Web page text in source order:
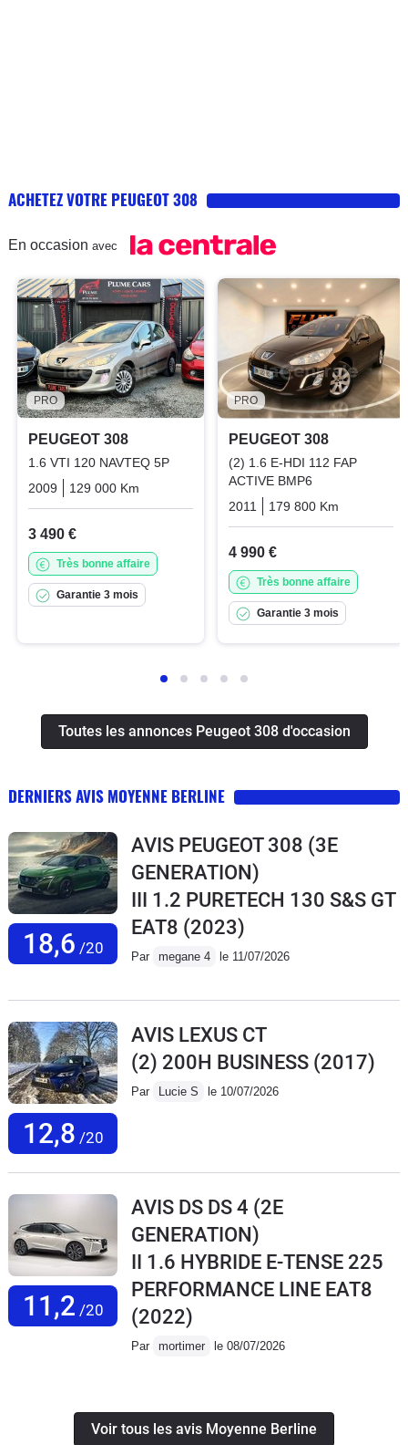
ACHETEZ VOTRE PEUGEOT 308
En occasion avec
PRO
PEUGEOT 308
1.6 VTI 120 NAVTEQ 5P
2009
129 000 Km Essence
3 490 €
Très bonne affaire
Garantie 3 mois
PRO
PEUGEOT 308
(2) 1.6 E-HDI 112 FAP
ACTIVE BMP6
2011
179 800 Km
4 990 €
Très bonne affaire
Garantie 3 mois
Toutes les annonces Peugeot 308 d'occasion
DERNIERS AVIS MOYENNE BERLINE
18,6 /20
AVIS PEUGEOT 308 (3E
GENERATION)
III 1.2 PURETECH 130 S&S GT
EAT8 (2023)
Par megane 4 le 11/07/2026
12,8 /20
AVIS LEXUS CT
(2) 200H BUSINESS (2017)
Par Lucie S le 10/07/2026
11,2 /20
AVIS DS DS 4 (2E
GENERATION)
II 1.6 HYBRIDE E-TENSE 225
PERFORMANCE LINE EAT8
(2022)
Par mortimer le 08/07/2026
Voir tous les avis Moyenne Berline